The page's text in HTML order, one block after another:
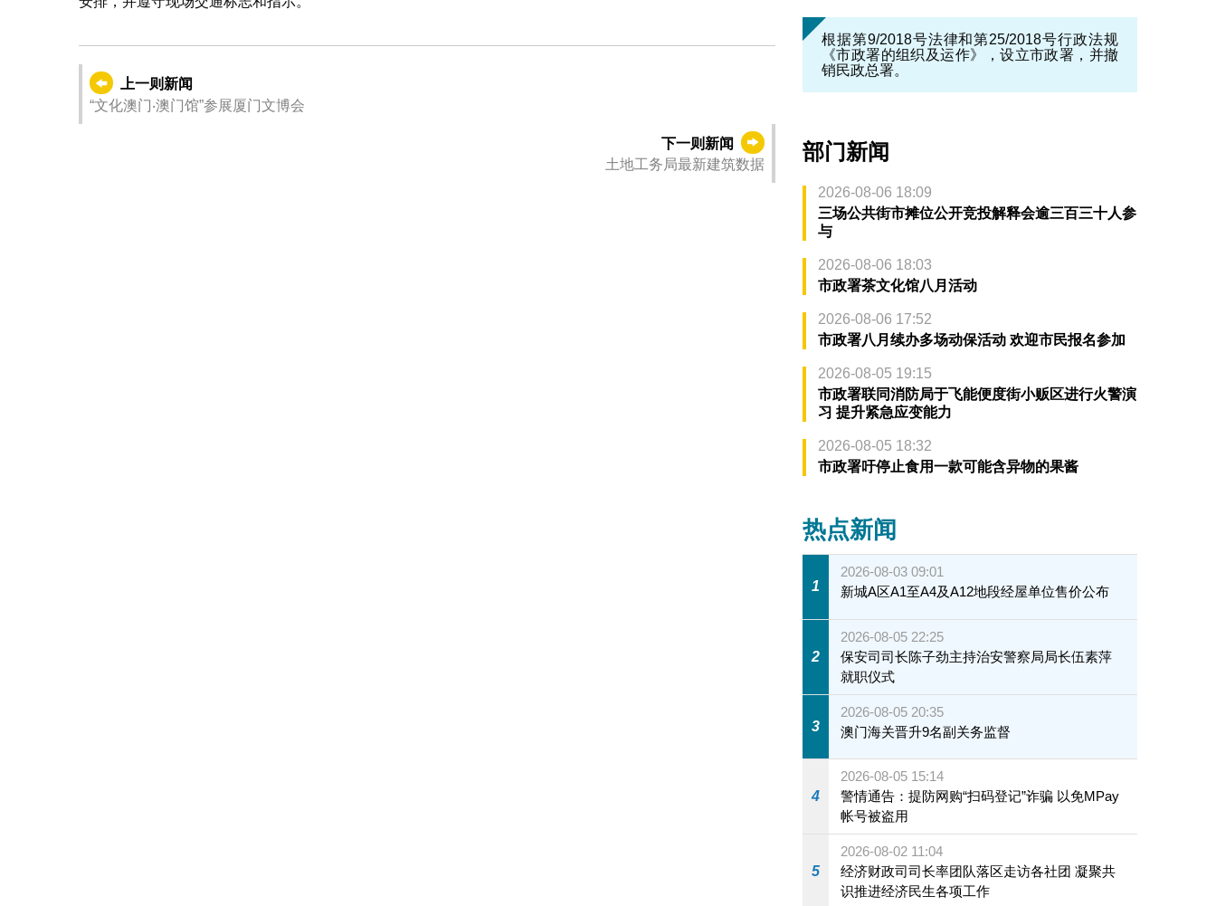
上一则新闻
“文化澳门‧澳门馆”参展厦门文博会
下一则新闻
土地工务局最新建筑数据
根据第9/2018号法律和第25/2018号行政法规
《市政署的组织及运作》，设立市政署，并撤
销民政总署。
部门新闻
2026-08-06 18:09
三场公共街市摊位公开竞投解释会逾三百三十人参
与
2026-08-06 18:03
市政署茶文化馆八月活动
2026-08-06 17:52
市政署八月续办多场动保活动 欢迎市民报名参加
2026-08-05 19:15
市政署联同消防局于飞能便度街小贩区进行火警演
习 提升紧急应变能力
2026-08-05 18:32
市政署吁停止食用一款可能含异物的果酱
热点新闻
1
2026-08-03 09:01
新城A区A1至A4及A12地段经屋单位售价公布
2
2026-08-05 22:25
保安司司长陈子劲主持治安警察局局长伍素萍
就职仪式
3
2026-08-05 20:35
澳门海关晋升9名副关务监督
4
2026-08-05 15:14
警情通告：提防网购“扫码登记”诈骗 以免MPay
帐号被盗用
5
2026-08-02 11:04
经济财政司司长率团队落区走访各社团 凝聚共
识推进经济民生各项工作